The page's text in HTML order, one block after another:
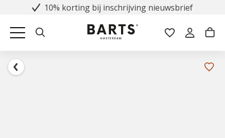
10% korting bij inschrijving nieuwsbrief